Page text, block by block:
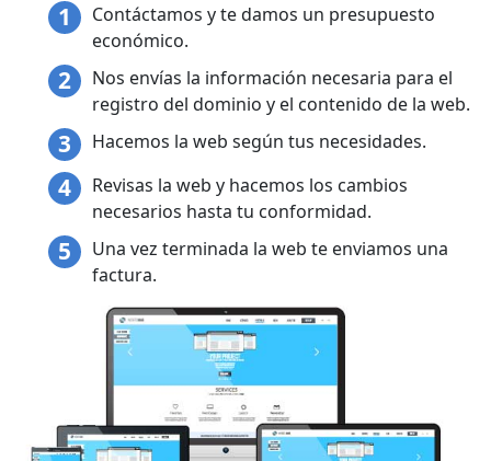
Contáctamos y te damos un presupuesto
económico.
Nos envías la información necesaria para el
registro del dominio y el contenido de la web.
Hacemos la web según tus necesidades.
Revisas la web y hacemos los cambios
necesarios hasta tu conformidad.
Una vez terminada la web te enviamos una
factura.